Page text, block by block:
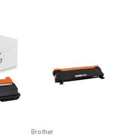
Brother